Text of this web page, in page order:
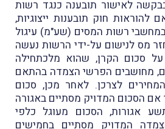
לאישור תובענה כנגד רשות
להוראות חוק תובענות ייצוגיות,
רשות המסים (שע"מ) עיגול
מס לנישום על-ידי הרשות נעשה
סכום הקרן, שהוא מלכתחילה
מחושבים הפרשי הצמדה בהתאם
לצרכן. לאחר מכן, סכום
הסכום המדויק מסתיים באגורה
אגורות, הסכום מעוגל כלפי
המדויק מסתיים בחמישים